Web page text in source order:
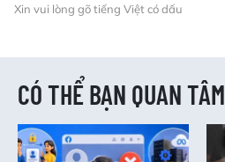
Xin vui lòng gõ tiếng Việt có dấu
CÓ THỂ BẠN QUAN TÂM